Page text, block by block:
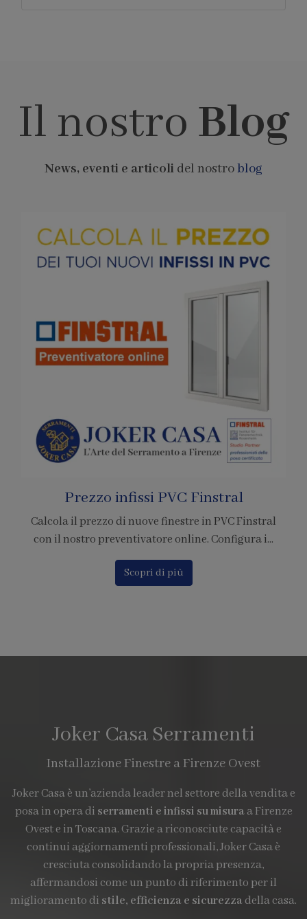
Il nostro Blog
News, eventi e articoli del nostroblog
Pagamenti con Bitcoin
È ufficiale! Abbiamo accreditato la nostra azienda
per l'adesione al circuito di pagamento tramite ...
Scopri di più
Joker Casa Serramenti
Installazione Finestre a Firenze Ovest
Joker Casa è un’azienda leader nel settore della vendita e
posa in opera di serramenti e infissi su misuraa Firenze
Ovest e in Toscana. Grazie a riconosciute capacità e
continui aggiornamenti professionali, Joker Casa è
cresciuta consolidando la propria presenza,
affermandosi come un punto di riferimento per il
miglioramento di stile, efficienza e sicurezzadella casa.